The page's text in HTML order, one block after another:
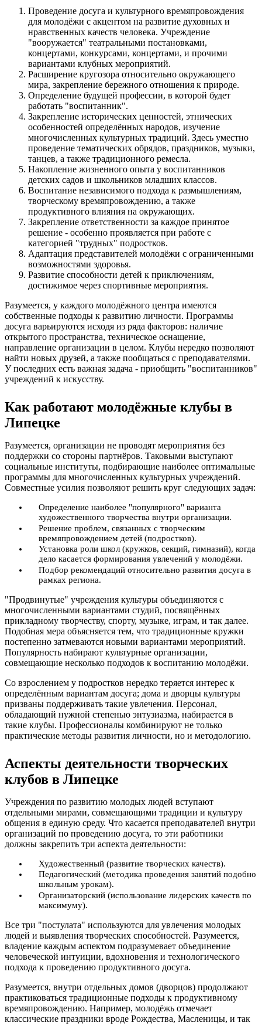
Проведение досуга и культурного времяпровождения
для молодёжи с акцентом на развитие духовных и
нравственных качеств человека. Учреждение
"вооружается" театральными постановками,
концертами, конкурсами, концертами, и прочими
вариантами клубных мероприятий.
Расширение кругозора относительно окружающего
мира, закрепление бережного отношения к природе.
Определение будущей профессии, в которой будет
работать "воспитанник".
Закрепление исторических ценностей, этнических
особенностей определённых народов, изучение
многочисленных культурных традиций. Здесь уместно
проведение тематических обрядов, праздников, музыки,
танцев, а также традиционного ремесла.
Накопление жизненного опыта у воспитанников
детских садов и школьников младших классов.
Воспитание независимого подхода к размышлениям,
творческому времяпровождению, а также
продуктивного влияния на окружающих.
Закрепление ответственности за каждое принятое
решение - особенно проявляется при работе с
категорией "трудных" подростков.
Адаптация представителей молодёжи с ограниченными
возможностями здоровья.
Развитие способности детей к приключениям,
достижимое через спортивные мероприятия.
Разумеется, у каждого молодёжного центра имеются
собственные подходы к развитию личности. Программы
досуга варьируются исходя из ряда факторов: наличие
открытого пространства, техническое оснащение,
направление организации в целом. Клубы нередко позволяют
найти новых друзей, а также пообщаться с преподавателями.
У последних есть важная задача - приобщить "воспитанников"
учреждений к искусству.
Как работают молодёжные клубы в
Липецке
Разумеется, организации не проводят мероприятия без
поддержки со стороны партнёров. Таковыми выступают
социальные институты, подбирающие наиболее оптимальные
программы для многочисленных культурных учреждений.
Совместные усилия позволяют решить круг следующих задач:
Определение наиболее "популярного" варианта
художественного творчества внутри организации.
Решение проблем, связанных с творческим
времяпровождением детей (подростков).
Установка роли школ (кружков, секций, гимназий), когда
дело касается формирования увлечений у молодёжи.
Подбор рекомендаций относительно развития досуга в
рамках региона.
"Продвинутые" учреждения культуры объединяются с
многочисленными вариантами студий, посвящённых
прикладному творчеству, спорту, музыке, играм, и так далее.
Подобная мера объясняется тем, что традиционные кружки
постепенно затмеваются новыми вариантами мероприятий.
Популярность набирают культурные организации,
совмещающие несколько подходов к воспитанию молодёжи.
Со взрослением у подростков нередко теряется интерес к
определённым вариантам досуга; дома и дворцы культуры
призваны поддерживать такие увлечения. Персонал,
обладающий нужной степенью энтузиазма, набирается в
такие клубы. Профессионалы комбинируют не только
практические методы развития личности, но и методологию.
Аспекты деятельности творческих
клубов в Липецке
Учреждения по развитию молодых людей вступают
отдельными мирами, совмещающими традиции и культуру
общения в единую среду. Что касается преподавателей внутри
организаций по проведению досуга, то эти работники
должны закрепить три аспекта деятельности:
Художественный (развитие творческих качеств).
Педагогический (методика проведения занятий подобно
школьным урокам).
Организаторский (использование лидерских качеств по
максимуму).
Все три "постулата" используются для увлечения молодых
людей и выявления творческих способностей. Разумеется,
владение каждым аспектом подразумевает объединение
человеческой интуиции, вдохновения и технологического
подхода к проведению продуктивного досуга.
Разумеется, внутри отдельных домов (дворцов) продолжают
практиковаться традиционные подходы к продуктивному
времяпровождению. Например, молодёжь отмечает
классические праздники вроде Рождества, Масленицы, и так